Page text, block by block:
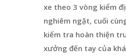
xe theo 3 vòng kiểm
nghiêm ngặt, cuối
kiểm tra hoàn thiện
xưởng đến tay của